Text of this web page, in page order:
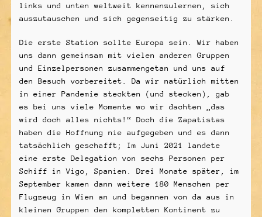
links und unten weltweit kennenzulernen, sich
auszutauschen und sich gegenseitig zu stärken.
Die erste Station sollte Europa sein. Wir haben
uns dann gemeinsam mit vielen anderen Gruppen
und Einzelpersonen zusammengetan und uns auf
den Besuch vorbereitet. Da wir natürlich mitten
in einer Pandemie steckten (und stecken), gab
es bei uns viele Momente wo wir dachten „das
wird doch alles nichts!“ Doch die Zapatistas
haben die Hoffnung nie aufgegeben und es dann
tatsächlich geschafft; Im Juni 2021 landete
eine erste Delegation von sechs Personen per
Schiff in Vigo, Spanien. Drei Monate später, im
September kamen dann weitere 180 Menschen per
Flugzeug in Wien an und begannen von da aus in
kleinen Gruppen den kompletten Kontinent zu